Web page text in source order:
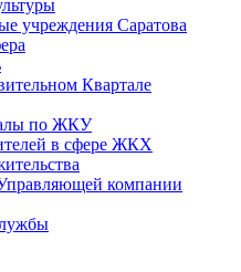
учреждения Саратова
Квартале
по ЖКУ
в сфере ЖКХ
компании